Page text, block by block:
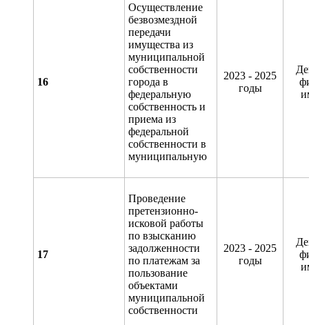
16
Осуществление
безвозмездной
передачи
имущества из
муниципальной
собственности
города в
федеральную
собственность и
приема из
федеральной
собственности в
муниципальную
2023 - 2025
годы
17
Проведение
претензионно-
исковой работы
по взысканию
задолженности
по платежам за
пользование
объектами
муниципальной
собственности
2023 - 2025
годы